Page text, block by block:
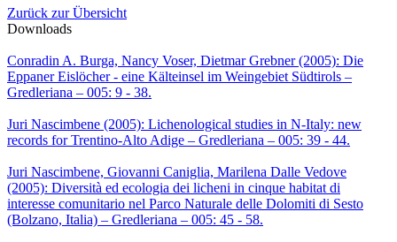
Zurück zur Übersicht
Downloads
Conradin A. Burga, Nancy Voser, Dietmar Grebner (2005): Die
Eppaner Eislöcher - eine Kälteinsel im Weingebiet Südtirols –
Gredleriana – 005: 9 - 38.
Juri Nascimbene (2005): Lichenological studies in N-Italy: new
records for Trentino-Alto Adige – Gredleriana – 005: 39 - 44.
Juri Nascimbene, Giovanni Caniglia, Marilena Dalle Vedove
(2005): Diversità ed ecologia dei licheni in cinque habitat di
interesse comunitario nel Parco Naturale delle Dolomiti di Sesto
(Bolzano, Italia) – Gredleriana – 005: 45 - 58.